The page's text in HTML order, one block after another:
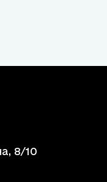
8/10